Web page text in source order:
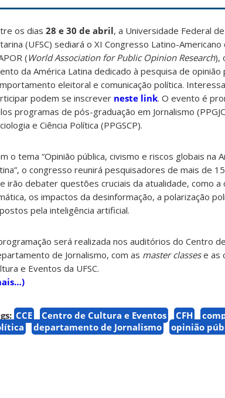
os dias 28 e 30 de abril, a Universidade Federal
(UFSC) sediará o XI Congresso Latino-Americano
(World Association for Public Opinion Research),
da América Latina dedicado à pesquisa de opinião
eleitoral e comunicação política.
podem se inscrever neste link. O evento é
programas de pós-graduação em Jornalismo
e Ciência Política (PPGSCP).
o tema “Opinião pública, civismo e riscos globais na
o congresso reunirá pesquisadores de mais de
irão debater questões cruciais da atualidade, como a
os impactos da desinformação, a polarização
pela inteligência artificial.
será realizada nos auditórios do Centro
de Jornalismo, com as master classese as
e Eventos da UFSC.
CCE Centro de Cultura e Eventos CFH
departamento de Jornalismo opinião